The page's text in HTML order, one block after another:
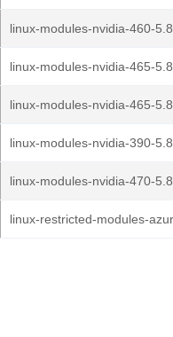
linux-modules-nvidia-460-
linux-modules-nvidia-465-
linux-modules-nvidia-465-
linux-modules-nvidia-390-
linux-modules-nvidia-470-
linux-restricted-modules-